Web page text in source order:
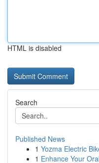
HTML is disabled
Search
Published News
1 Yozma Electric
1 Enhance Your